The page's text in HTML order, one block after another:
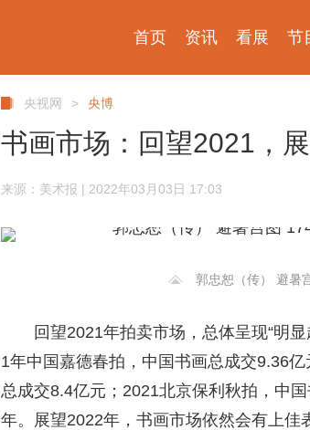
首页 资讯 看展 节
央视网 > 央博
书画市场：回望2021，
来源：美术报 | 2022年03月03日 17:03
郭忠恕（传） 避暑
回望2021年拍卖市场，总体呈现“明显
1年中国嘉德春拍，中国书画总成交9.36
总成交8.4亿元；2021北京保利秋拍，中
年。展望2022年，书画市场依然会有上佳